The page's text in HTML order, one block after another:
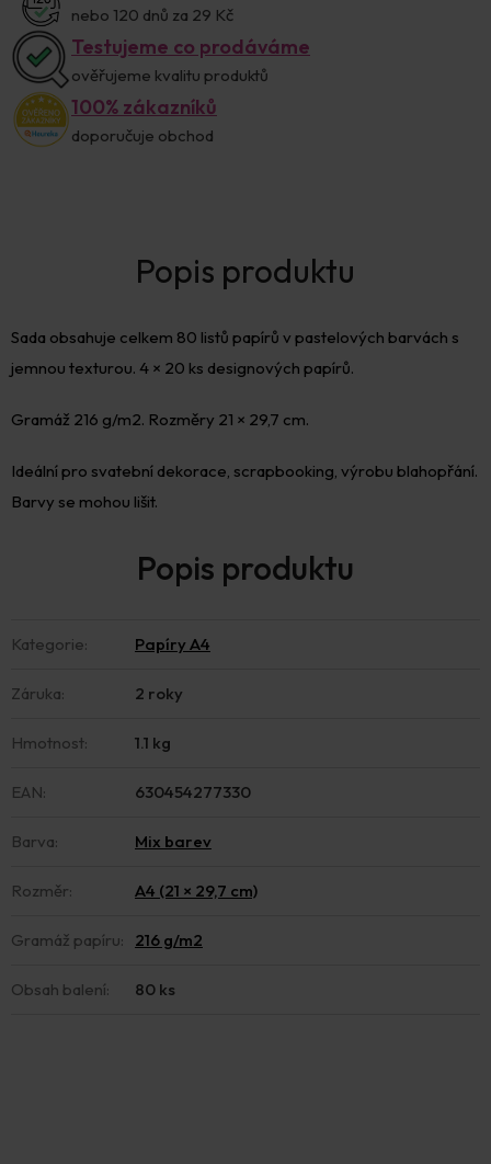
nebo 120 dnů za 29 Kč
Testujeme co prodáváme
ověřujeme kvalitu produktů
100% zákazníků
doporučuje obchod
Sada obsahuje celkem 80 listů papírů v pastelových barvách s
jemnou texturou. 4 × 20 ks designových papírů.
Gramáž 216 g/m2. Rozměry 21 × 29,7 cm.
Ideální pro svatební dekorace, scrapbooking, výrobu blahopřání.
Barvy se mohou lišit.
Kategorie: Papíry A4
Záruka: 2 roky
Hmotnost: 1.1 kg
EAN: 630454277330
Barva: Mix barev
Rozměr: A4 (21 × 29,7 cm)
Gramáž papíru: 216 g/m2
Obsah balení: 80 ks